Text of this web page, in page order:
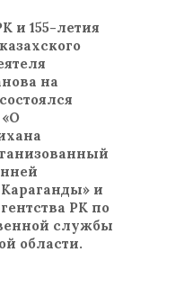
и 155-летия
на
и
РК по
службы
области.